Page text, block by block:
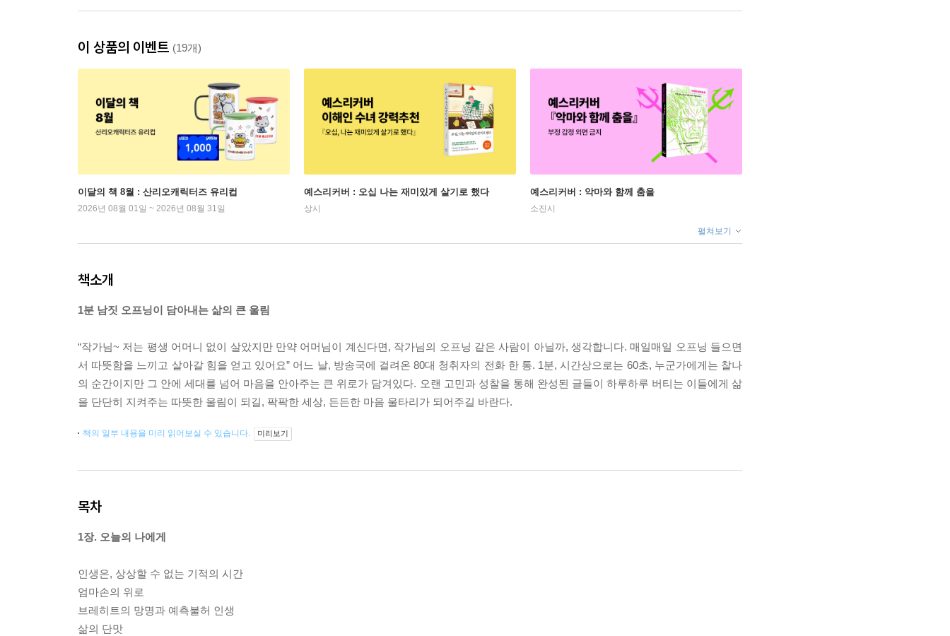
이 상품의 이벤트 (19개)
이달의 책 8월 : 산리오캐릭터즈 유리컵
2026년 08월 01일 ~ 2026년 08월 31일
예스리커버 : 오십 나는 재미있게 살기로 했다
상시
예스리커버 : 악마와 함께 춤을
소진시
펼쳐보기
책소개
1분 남짓 오프닝이 담아내는 삶의 큰 울림
“작가님~ 저는 평생 어머니 없이 살았지만 만약 어머님이 계신다면, 작가님의 오프닝 같은 사람이 아닐까, 생각합니다. 매일매일 오프닝 들으면
서 따뜻함을 느끼고 살아갈 힘을 얻고 있어요” 어느 날, 방송국에 걸려온 80대 청취자의 전화 한 통. 1분, 시간상으로는 60초, 누군가에게는 찰나
의 순간이지만 그 안에 세대를 넘어 마음을 안아주는 큰 위로가 담겨있다. 오랜 고민과 성찰을 통해 완성된 글들이 하루하루 버티는 이들에게 삶
을 단단히 지켜주는 따뜻한 울림이 되길, 팍팍한 세상, 든든한 마음 울타리가 되어주길 바란다.
책의 일부 내용을 미리 읽어보실 수 있습니다. 미리보기
목차
1장. 오늘의 나에게
인생은, 상상할 수 없는 기적의 시간
엄마손의 위로
브레히트의 망명과 예측불허 인생
삶의 단맛